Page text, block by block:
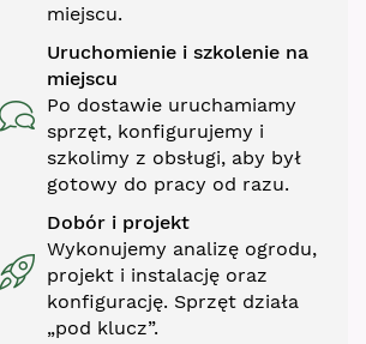
miejscu.
Uruchomienie i szkolenie na
miejscu
Po dostawie uruchamiamy
sprzęt, konfigurujemy i
szkolimy z obsługi, aby był
gotowy do pracy od razu.
Dobór i projekt
Wykonujemy analizę ogrodu,
projekt i instalację oraz
konfigurację. Sprzęt działa
„pod klucz”.